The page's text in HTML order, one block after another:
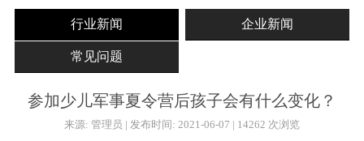
行业新闻 企业新闻
常见问题
参加少儿军事夏令营后孩子会有什么变化？
来源: 管理员 | 发布时间: 2021-06-07 | 14262 次浏览